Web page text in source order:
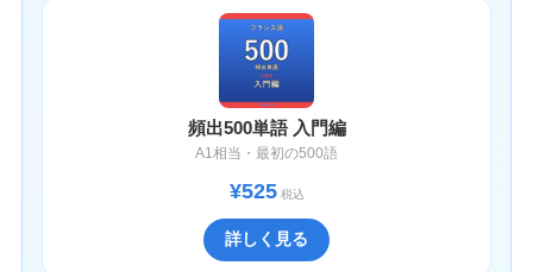
頻出500単語 入門編
A1相当・最初の500語
¥525税込
詳しく見る